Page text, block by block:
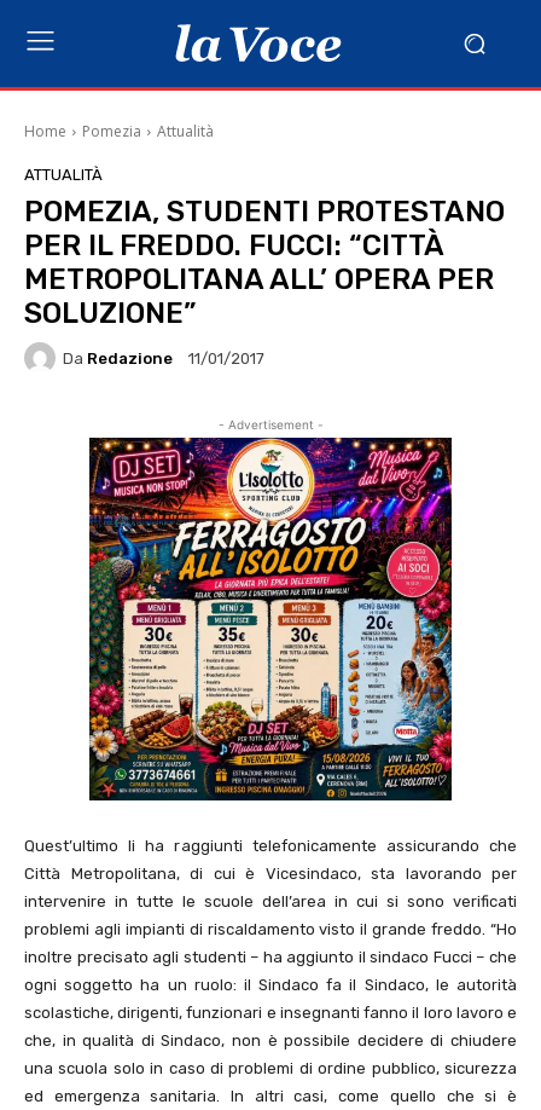
Home Pomezia Attualità
ATTUALITÀ
POMEZIA, STUDENTI PROTESTANO
PER IL FREDDO. FUCCI: “CITTÀ
METROPOLITANA ALL’ OPERA PER
SOLUZIONE”
Da Redazione 11/01/2017
- Advertisement -
Quest’ultimo li ha raggiunti telefonicamente assicurando che
Città Metropolitana, di cui è Vicesindaco, sta lavorando per
intervenire in tutte le scuole dell’area in cui si sono verificati
problemi agli impianti di riscaldamento visto il grande freddo. “Ho
inoltre precisato agli studenti – ha aggiunto il sindaco Fucci – che
ogni soggetto ha un ruolo: il Sindaco fa il Sindaco, le autorità
scolastiche, dirigenti, funzionari e insegnanti fanno il loro lavoro e
che, in qualità di Sindaco, non è possibile decidere di chiudere
una scuola solo in caso di problemi di ordine pubblico, sicurezza
ed emergenza sanitaria. In altri casi, come quello che si è